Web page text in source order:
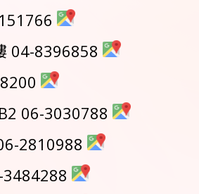
04-8396858
06-3030788
2810988